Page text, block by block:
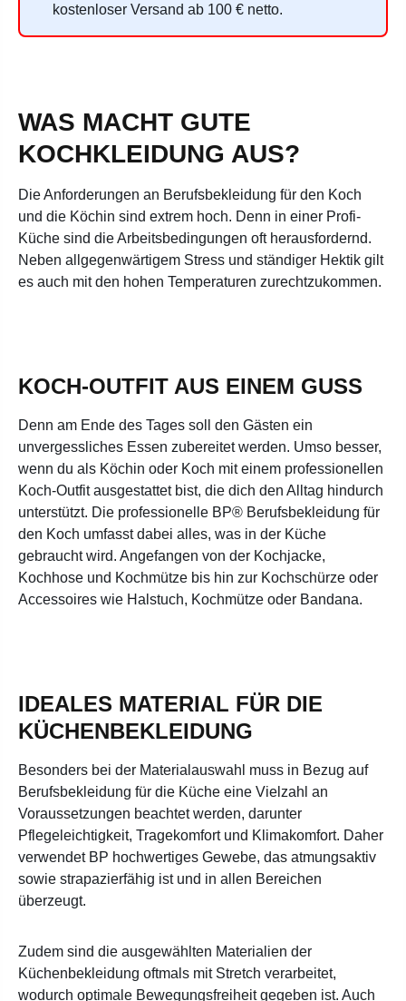
kostenloser Versand ab 100 € netto.
WAS MACHT GUTE
KOCHKLEIDUNG AUS?
Die Anforderungen an Berufsbekleidung für den Koch
und die Köchin sind extrem hoch. Denn in einer Profi-
Küche sind die Arbeitsbedingungen oft herausfordernd.
Neben allgegenwärtigem Stress und ständiger Hektik gilt
es auch mit den hohen Temperaturen zurechtzukommen.
KOCH-OUTFIT AUS EINEM GUSS
Denn am Ende des Tages soll den Gästen ein
unvergessliches Essen zubereitet werden. Umso besser,
wenn du als Köchin oder Koch mit einem professionellen
Koch-Outfit ausgestattet bist, die dich den Alltag hindurch
unterstützt. Die professionelle BP® Berufsbekleidung für
den Koch umfasst dabei alles, was in der Küche
gebraucht wird. Angefangen von der Kochjacke,
Kochhose und Kochmütze bis hin zur Kochschürze oder
Accessoires wie Halstuch, Kochmütze oder Bandana.
IDEALES MATERIAL FÜR DIE
KÜCHENBEKLEIDUNG
Besonders bei der Materialauswahl muss in Bezug auf
Berufsbekleidung für die Küche eine Vielzahl an
Voraussetzungen beachtet werden, darunter
Pflegeleichtigkeit, Tragekomfort und Klimakomfort. Daher
verwendet BP hochwertiges Gewebe, das atmungsaktiv
sowie strapazierfähig ist und in allen Bereichen
überzeugt.
Zudem sind die ausgewählten Materialien der
Küchenbekleidung oftmals mit Stretch verarbeitet,
wodurch optimale Bewegungsfreiheit gegeben ist. Auch